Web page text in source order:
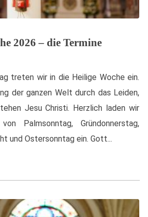
2026 – die Termine
treten wir in die Heilige Woche ein.
der ganzen Welt durch das Leiden,
Jesu Christi. Herzlich laden wir
Palmsonntag, Gründonnerstag,
und Ostersonntag ein. Gott...